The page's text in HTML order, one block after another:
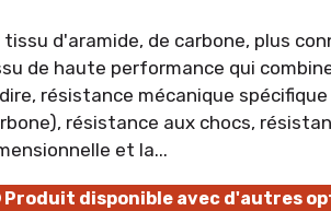
tissu d'aramide, de carbone, plus
de haute performance qui
résistance mécanique
résistance aux chocs,
et la...
Produit disponible avec d'autres